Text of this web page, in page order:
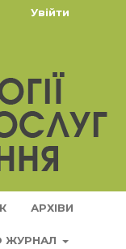
АРХІВИ
ЖУРНАЛ
Увійти